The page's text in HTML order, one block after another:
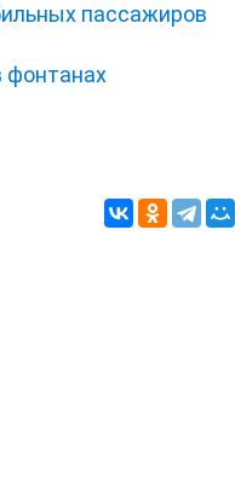
пассажиров
фонтанах